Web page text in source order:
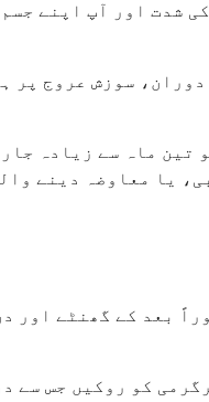
سوزش عروج پر
تین ماہ سے زیادہ
یا معاوضہ دینے
بعد کے گھنٹے اور
کو روکیں جس سے